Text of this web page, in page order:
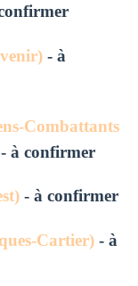
- à
Combattants
- à confirmer
) - à confirmer
Cartier) - à